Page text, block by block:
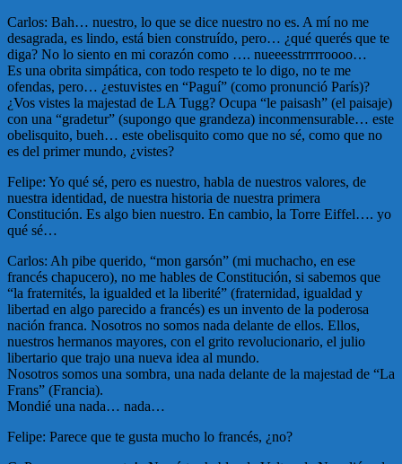
Carlos: Bah… nuestro, lo que se dice nuestro no es. A mí no me
desagrada, es lindo, está bien construído, pero… ¿qué querés que te
diga? No lo siento en mi corazón como …. nueeesstrrrrroooo…
Es una obrita simpática, con todo respeto te lo digo, no te me
ofendas, pero… ¿estuvistes en “Paguí” (como pronunció París)?
¿Vos vistes la majestad de LA Tugg? Ocupa “le paisash” (el paisaje)
con una “gradetur” (supongo que grandeza) inconmensurable… este
obelisquito, bueh… este obelisquito como que no sé, como que no
es del primer mundo, ¿vistes?
Felipe: Yo qué sé, pero es nuestro, habla de nuestros valores, de
nuestra identidad, de nuestra historia de nuestra primera
Constitución. Es algo bien nuestro. En cambio, la Torre Eiffel…. yo
qué sé…
Carlos: Ah pibe querido, “mon garsón” (mi muchacho, en ese
francés chapucero), no me hables de Constitución, si sabemos que
“la fraternités, la igualded et la liberité” (fraternidad, igualdad y
libertad en algo parecido a francés) es un invento de la poderosa
nación franca. Nosotros no somos nada delante de ellos. Ellos,
nuestros hermanos mayores, con el grito revolucionario, el julio
libertario que trajo una nueva idea al mundo.
Nosotros somos una sombra, una nada delante de la majestad de “La
Frans” (Francia).
Mondié una nada… nada…
Felipe: Parece que te gusta mucho lo francés, ¿no?